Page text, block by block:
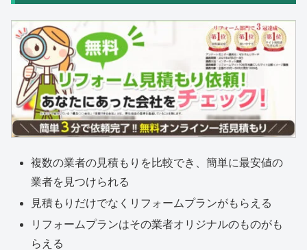
複数の業者の見積もりを比較でき、簡単に最安値の
業者を見つけられる
見積もりだけでなくリフォームプランがもらえる
リフォームプランはその業者オリジナルのものがも
らえる